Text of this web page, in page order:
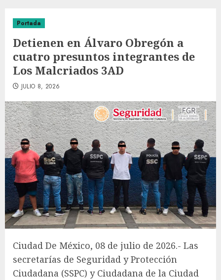
Portada
Detienen en Álvaro Obregón a
cuatro presuntos integrantes de
Los Malcriados 3AD
JULIO 8, 2026
Ciudad De México, 08 de julio de 2026.- Las
secretarías de Seguridad y Protección
Ciudadana (SSPC) y Ciudadana de la Ciudad